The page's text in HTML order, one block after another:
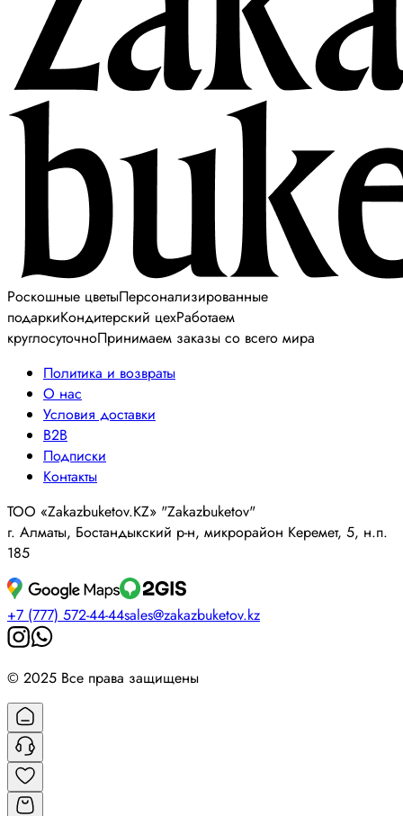
Роскошные цветыПерсонализированные
подаркиКондитерский цехРаботаем
круглосуточноПринимаем заказы со всего мира
Политика и возвраты
О нас
Условия доставки
B2B
Подписки
Контакты
ТОО «Zakazbuketov.KZ» "Zakazbuketov"
г. Алматы, Бостандыкский р-н, микрорайон Керемет, 5, н.п.
185
+7 (777) 572-44-44sales@zakazbuketov.kz
© 2025 Все права защищены